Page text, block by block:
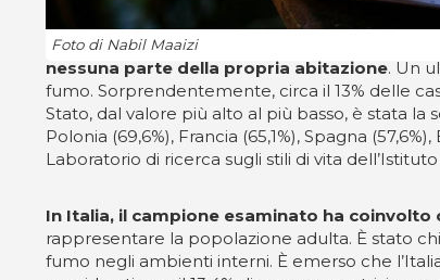
Foto di Nabil Maaizi
nessuna parte della propria abitazione. Un
fumo. Sorprendentemente, circa il 13% delle
Stato, dal valore più alto al più basso, è stata la
Polonia (69,6%), Francia (65,1%), Spagna
Laboratorio di ricerca sugli stili di vita
In Italia, il campione esaminato ha coinvolto
rappresentare la popolazione adulta. È stato
fumo negli ambienti interni. È emerso che